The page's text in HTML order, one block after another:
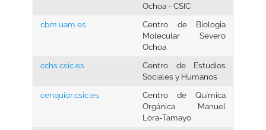
Ochoa - CSIC
cbm.uam.es
Centro de Biologia
Molecular Severo
Ochoa
cchs.csic.es
Centro de Estudios
Sociales y Humanos
cenquior.csic.es
Centro de Química
Orgánica Manuel
Lora-Tamayo